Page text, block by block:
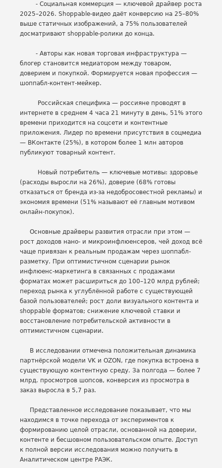
- Социальная коммерция — ключевой драйвер роста
2025–2026. Shoppable-видео даёт конверсию на 25–80%
выше статичных изображений, а 75% пользователей
досматривают shoppable-ролики до конца.
- Авторы как новая торговая инфраструктура —
блогер становится медиатором между товаром,
доверием и покупкой. Формируется новая профессия —
шоппабл-контент-мейкер.
Российская специфика — россияне проводят в
интернете в среднем 4 часа 21 минуту в день, 51% этого
времени приходится на соцсети и контентные
приложения. Лидер по времени присутствия в соцмедиа
— ВКонтакте (25%), в котором более 1 млн авторов
публикуют товарный контент.
Новый потребитель — ключевые мотивы: здоровье
(расходы выросли на 26%), доверие (68% готовы
отказаться от бренда из-за недобросовестной рекламы) и
экономия времени (51% называют её главным мотивом
онлайн-покупок).
Основные драйверы развития отрасли при этом —
рост доходов нано- и микроинфлюенсеров, чей доход всё
чаще привязан к реальным продажам через шоппабл-
разметку. При оптимистичном сценарии рынок
инфлюенс-маркетинга в связанных с продажами
форматах может расшириться до 100–120 млрд рублей;
переход рынка к углублённой работе с существующей
базой пользователей; рост доли визуального контента и
shoppable форматов; снижение ключевой ставки и
восстановление потребительской активности в
оптимистичном сценарии.
В исследовании отмечена положительная динамика
партнёрской модели VK и OZON, где покупка встроена в
существующую контентную среду. За полгода — более 7
млрд. просмотров шопсов, конверсия из просмотра в
заказ выросла в 5,7 раз.
Представленное исследование показывает, что мы
находимся в точке перехода от экспериментов к
формированию целой отрасли, основанной на доверии,
контенте и бесшовном пользовательском опыте. Доступ
к полной версии исследования можно получить в
Аналитическом центре РАЭК.